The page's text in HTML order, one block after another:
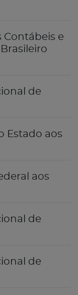
Contábeis e
de
Estado aos
aos
de
de